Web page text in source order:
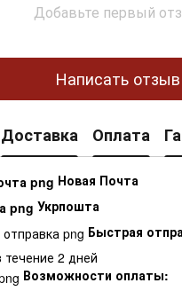
Добавьте первый
Написать отзыв
Доставка Оплата
Новая Почта
Укрпошта
Быстрая
течение 2 дней
Возможности оплаты: